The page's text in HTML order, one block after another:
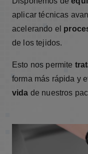
aplicar técnicas
acelerando el
de los tejidos.
Esto nos permite
forma más rápida y
vida de nuestros